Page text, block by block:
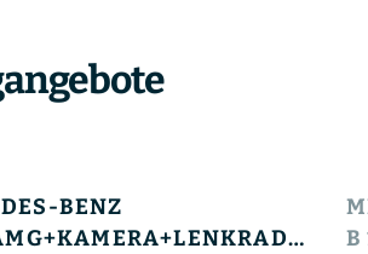
BENZ
A 180 AMG+KAMERA+LENKRADHZG+AMBIENTE+LED